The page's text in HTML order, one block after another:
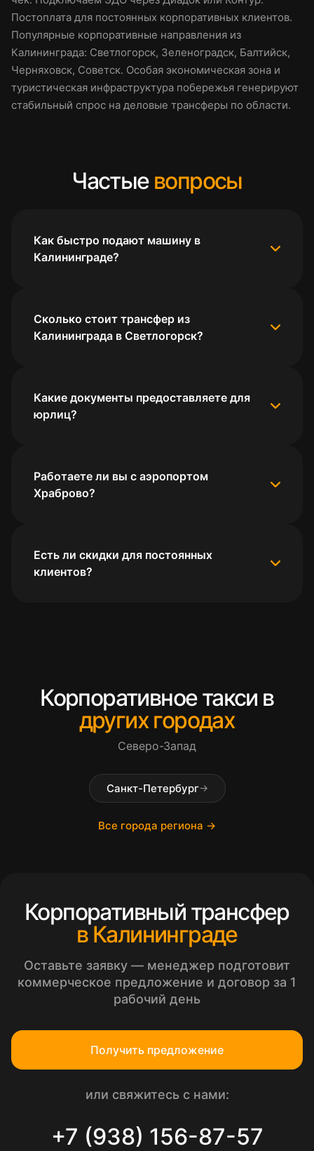
Постоплата для постоянных корпоративных клиентов.
Популярные корпоративные направления из
Калининграда: Светлогорск, Зеленоградск, Балтийск,
Черняховск, Советск. Особая экономическая зона и
туристическая инфраструктура побережья генерируют
стабильный спрос на деловые трансферы по области.
Частые вопросы
Как быстро подают машину в
Калининграде?
Сколько стоит трансфер из
Калининграда в Светлогорск?
Какие документы предоставляете для
юрлиц?
Работаете ли вы с аэропортом
Храброво?
Есть ли скидки для постоянных
клиентов?
Корпоративное такси в
других городах
Северо-Запад
Санкт-Петербург→
Все города региона →
Корпоративный трансфер
в Калининграде
Оставьте заявку — менеджер подготовит
коммерческое предложение и договор за 1
рабочий день
Получить предложение
или свяжитесь с нами:
+7 (938) 156-87-57